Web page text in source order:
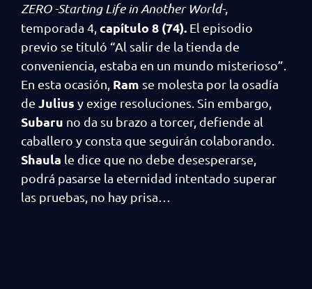
ZERO -Starting Life in Another World-,
temporada 4, capítulo 8 (74). El episodio
previo se tituló “Al salir de la tienda de
conveniencia, estaba en un mundo misterioso”.
En esta ocasión, Ram se molesta por la osadía
de Julius y exige resoluciones. Sin embargo,
Subaru no da su brazo a torcer, defiende al
caballero y consta que seguirán colaborando.
Shaula le dice que no debe desesperarse,
podrá pasarse la eternidad intentado superar
las pruebas, no hay prisa…